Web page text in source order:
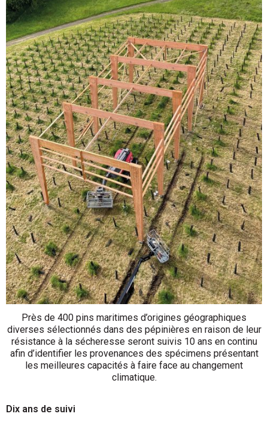
Près de 400 pins maritimes d’origines géographiques
diverses sélectionnés dans des pépinières en raison de leur
résistance à la sécheresse seront suivis 10 ans en continu
afin d’identifier les provenances des spécimens présentant
les meilleures capacités à faire face au changement
climatique.
Dix ans de suivi